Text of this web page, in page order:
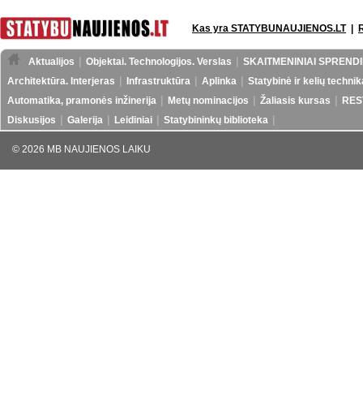
Kas yra STATYBUNAUJIENOS.LT|
Aktualijos Objektai. Technologijos. Verslas
SKAITMENINIAI
Architektūra. Interjeras
Infrastruktūra Aplinka
Statybinė ir kelių
Automatika, pramonės inžinerija
Metų nominacijos Žaliasis kursas
Diskusijos
Galerija Leidiniai Statybininkų biblioteka
© 2026 MB NAUJIENOS LAIKU